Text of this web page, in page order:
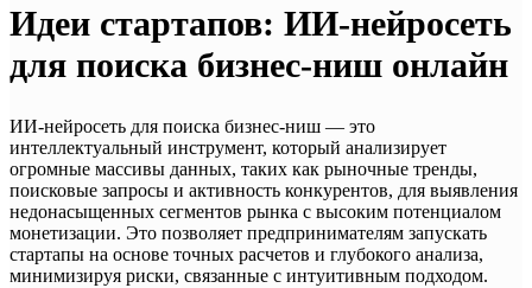
Идеи стартапов: ИИ-нейросеть
для поиска бизнес-ниш онлайн
ИИ-нейросеть для поиска бизнес-ниш — это
интеллектуальный инструмент, который анализирует
огромные массивы данных, таких как рыночные тренды,
поисковые запросы и активность конкурентов, для выявления
недонасыщенных сегментов рынка с высоким потенциалом
монетизации. Это позволяет предпринимателям запускать
стартапы на основе точных расчетов и глубокого анализа,
минимизируя риски, связанные с интуитивным подходом.